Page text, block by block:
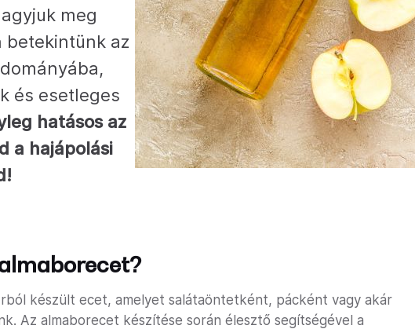
meg
betekintünk az
és esetleges
hatásos az
a hajápolási
készült ecet, amelyet salátaöntetként, pácként vagy akár
Az almaborecet készítése során élesztő segítségével a